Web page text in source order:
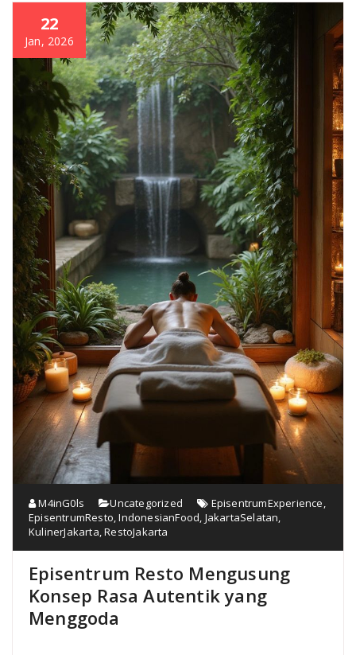
22
Jan, 2026
M4inG0ls Uncategorized EpisentrumExperience,
EpisentrumResto,IndonesianFood, JakartaSelatan,
KulinerJakarta,RestoJakarta
Episentrum Resto Mengusung
Konsep Rasa Autentik yang
Menggoda